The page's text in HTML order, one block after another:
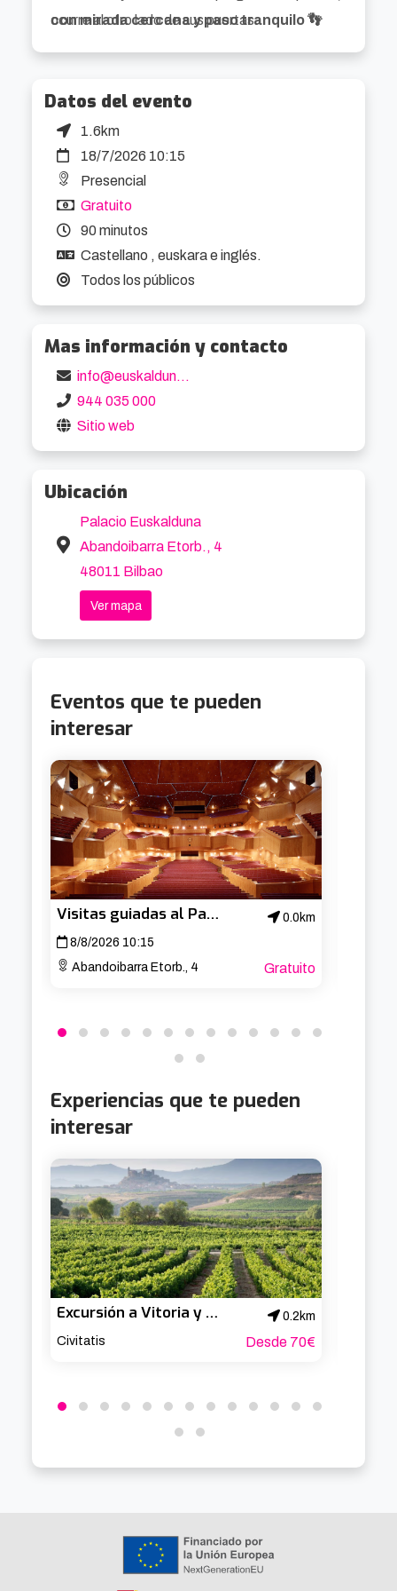
ocurre al otro lado de sus puertas.
con mirada cercana y paso tranquilo 👣
Datos del evento
1.6km
18/7/2026 10:15
Presencial
Gratuito
90 minutos
Castellano , euskara e inglés.
Todos los públicos
Mas información y contacto
info@euskalduna.eus
944 035 000
Sitio web
Ubicación
Palacio Euskalduna
Abandoibarra Etorb., 4
48011 Bilbao
Ver mapa
Eventos que te pueden
interesar
Visitas guiadas al Palacio Euskalduna
0.0km
8/8/2026 10:15
Abandoibarra Etorb., 4
Gratuito
Experiencias que te pueden
interesar
Excursión a Vitoria y la Rioja Alavesa
0.2km
Civitatis
Desde 70€